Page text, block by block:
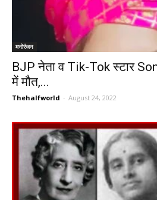
मनोरंजन
BJP नेता व Tik-Tok स्टार
में मौत,...
Thehalfworld - August 24, 2022